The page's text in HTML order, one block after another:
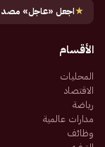
★اجعل «عاجل»
الأقسام
المحليات
الاقتصاد
رياضة
مدارات عالمية
وظائف